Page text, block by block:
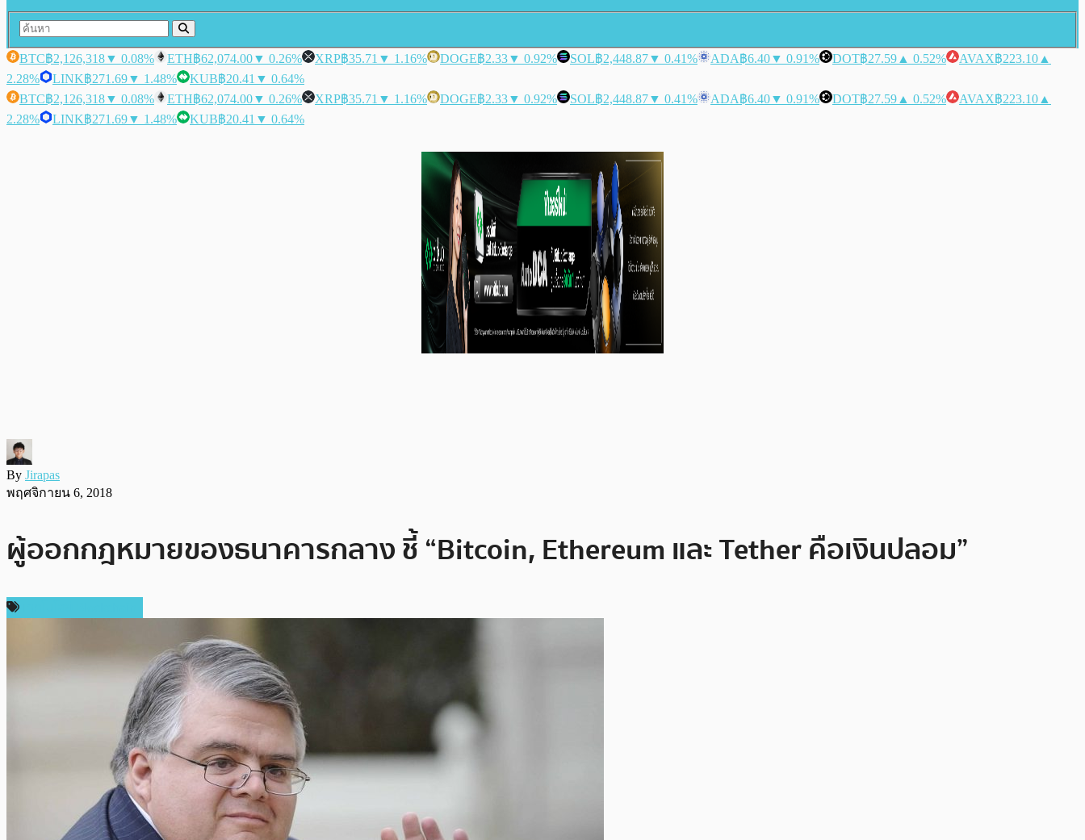
BTC฿2,126,318▼ 0.08% ETH฿62,074.00▼ 0.26% XRP฿35.71 ▼ 1.16% DOGE฿2.33▼ 0.92% SOL฿2,448.87▼ 0.41% ADA฿6.40▼ 0.91% DOT฿27.59 ▲ 0.52% AVAX฿223.10 ▲
2.28%
LINK฿271.69▼ 1.48% KUB฿20.41 ▼ 0.64%
BTC฿2,126,318▼ 0.08% ETH฿62,074.00▼ 0.26% XRP฿35.71 ▼ 1.16% DOGE฿2.33▼ 0.92% SOL฿2,448.87▼ 0.41% ADA฿6.40▼ 0.91% DOT฿27.59 ▲ 0.52% AVAX฿223.10 ▲
2.28%
LINK฿271.69▼ 1.48% KUB฿20.41 ▼ 0.64%
By Jirapas
พฤศจิกายน 6, 2018
ผู้ออกกฎหมายของธนาคารกลาง ชี้ “Bitcoin, Ethereum และ Tether คือเงินปลอม”